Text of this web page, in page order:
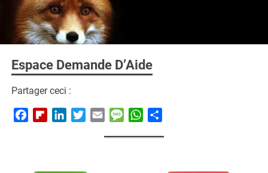
Espace Demande D’Aide
Partager ceci :
FacebookFlipboardLinkedInTwitterEmail MessageWhatsApp